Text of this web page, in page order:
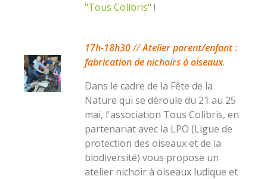
"Tous Colibris" !
17h-18h30//Atelier parent/enfant :
fabrication de nichoirs à oiseaux.
Dans le cadre de la Fête de la
Nature qui se déroule du 21 au 25
mai, l'association Tous Colibris, en
partenariat avec la LPO (Ligue de
protection des oiseaux et de la
biodiversité) vous propose un
atelier nichoir à oiseaux ludique et